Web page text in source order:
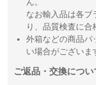
なお輸入品は各ブ
り、品質検査に合
外箱などの商品パ
い場合がございま
ご返品・交換につい